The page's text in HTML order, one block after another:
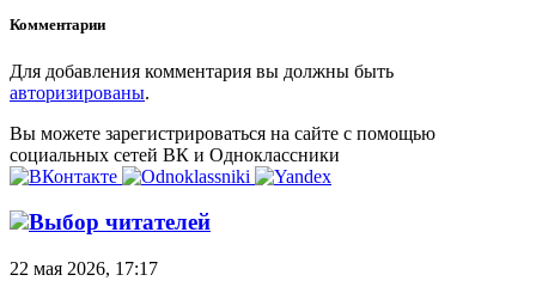
Комментарии
Для добавления комментария вы должны быть
авторизированы.
Вы можете зарегистрироваться на сайте с помощью
социальных сетей ВК и Одноклассники
Выбор читателей
22 мая 2026, 17:17